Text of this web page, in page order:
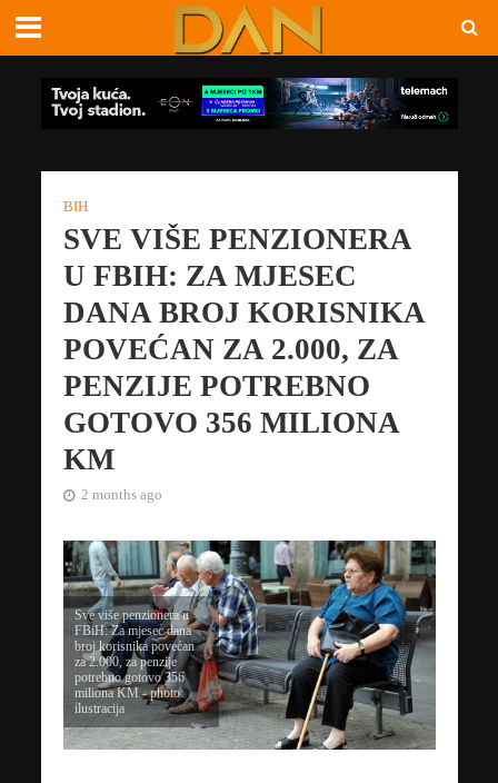
BIH
SVE VIŠE PENZIONERA
U FBIH: ZA MJESEC
DANA BROJ KORISNIKA
POVEĆAN ZA 2.000, ZA
PENZIJE POTREBNO
GOTOVO 356 MILIONA
KM
2 months ago
Sve više penzionera u
FBiH: Za mjesec dana
broj korisnika povećan
za 2.000, za penzije
potrebno gotovo 356
miliona KM - photo:
ilustracija